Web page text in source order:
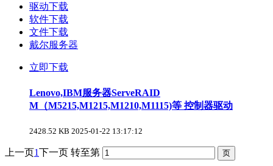
驱动下载
软件下载
文件下载
戴尔服务器
立即下载
Lenovo,IBM服务器ServeRAID
M（M5215,M1215,M1210,M1115)等 控制器驱动
2428.52 KB 2025-01-22 13:17:12
上一页1下一页 转至第